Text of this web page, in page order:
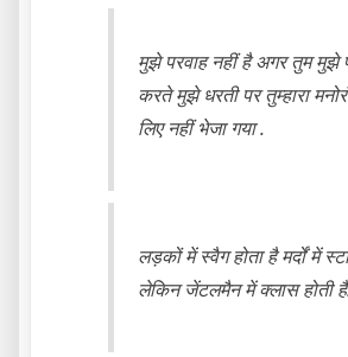
मुझे परवाह नहीं है अगर तुम मुझे
करते मुझे धरती पर तुम्हारा
लिए नहीं भेजा गया .
लड़कों में स्वैग होता है मर्दों में
लेकिन जेंटलमैन में क्लास होती